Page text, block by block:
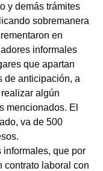
y demás trámites
sobremanera
en
informales
que apartan
de anticipación, a
algún
mencionados. El
va de 500
informales, que por
contrato laboral con